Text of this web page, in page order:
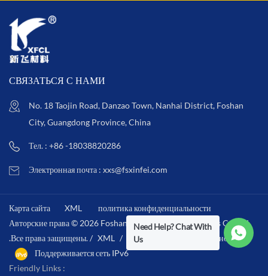
СВЯЗАТЬСЯ С НАМИ
No. 18 Taojin Road, Danzao Town, Nanhai District, Foshan
City, Guangdong Province, China
Тел. : +86 -18038820286
Электронная почта : xxs@fsxinfei.com
Карта сайта XML
политика конфиденциальности
Авторские права © 2026 Foshan Xinfei Hygiene Materials Co.,Ltd
.Все права защищены. / XML / политика конфиденциальности /
Поддерживается сеть IPv6
Friendly Links :
Need Help? Chat With
Us